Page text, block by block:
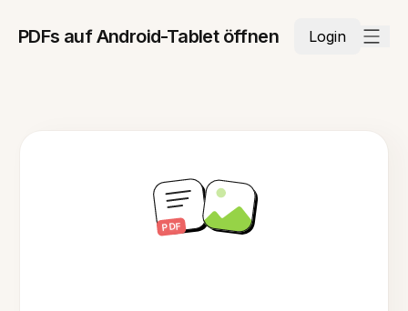
PDFs auf Android-Tablet öffnen Login